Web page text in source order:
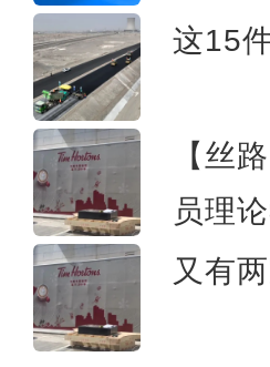
这15
【丝
员理
又有
实拍新